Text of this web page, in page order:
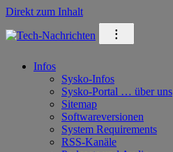
Direkt zum Inhalt
⁝
Infos
Sysko-Infos
Sysko-Portal … über uns
Sitemap
Softwareversionen
System Requirements
RSS-Kanäle